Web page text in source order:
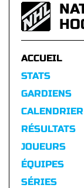
ACCUEIL
STATS
GARDIENS
CALENDRIER
RÉSULTATS
JOUEURS
ÉQUIPES
SÉRIES